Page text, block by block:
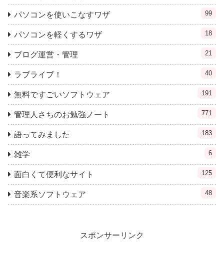
パソコンを使いこなすワザ 99
パソコンを軽くするワザ 18
ブログ運営・管理 21
ラブライブ！ 40
無料ですごいソフトウェア 191
管理人さちのお勉強ノート 771
語ってみました 183
雑学 6
面白くて便利なサイト 125
音楽系ソフトウェア 48
スポンサーリンク